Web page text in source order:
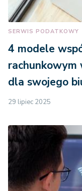
SERWIS PODATKOWY
4 modele
rachunkowym
dla swojego
29 lipiec 2025